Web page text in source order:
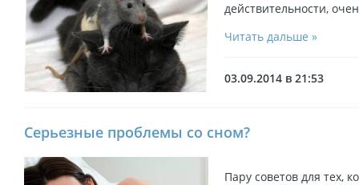
действительности,
Читать дальше »
03.09.2014 в 21:53
Серьезные проблемы со сном?
Пару советов для тех,